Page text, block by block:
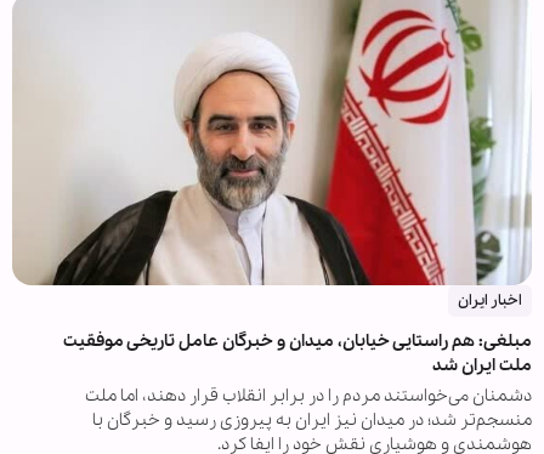
اخبار ایران
مبلغی: هم راستایی خیابان، میدان و خبرگان عامل تاریخی موفقیت
ملت ایران شد
دشمنان می‌خواستند مردم را در برابر انقلاب قرار دهند، اما ملت
منسجم‌تر شد؛ در میدان نیز ایران به پیروزی رسید و خبرگان با
هوشمندی و هوشیاری نقش خود را ایفا کرد.